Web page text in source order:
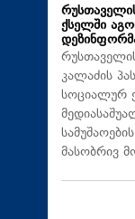
ქსელში
კალაძის
სოციალურ
მასობრივ